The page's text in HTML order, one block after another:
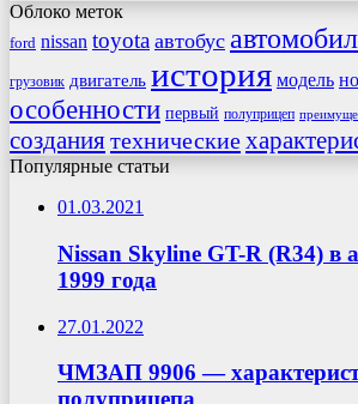
Облоко меток
ford nissan toyota автобус
грузовик двигатель история модель
особенности первый полуприцеп
созданиятехнические
Популярные статьи
01.03.2021
Nissan Skyline GT-R (R34) в
1999 года
27.01.2022
ЧМЗАП 9906 —
полуприцепа